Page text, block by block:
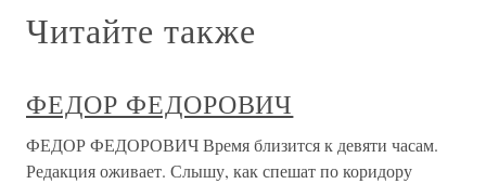
Читайте также
ФЕДОР ФЕДОРОВИЧ
ФЕДОР ФЕДОРОВИЧ Время близится к девяти часам.
Редакция оживает. Слышу, как спешат по коридору